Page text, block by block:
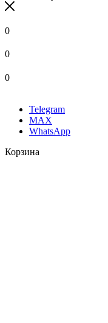
0
0
0
Telegram
MAX
WhatsApp
Корзина